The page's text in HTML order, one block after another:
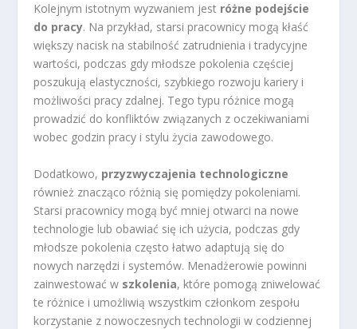
Kolejnym istotnym wyzwaniem jest różne podejście
do pracy. Na przykład, starsi pracownicy mogą kłaść
większy nacisk na stabilność zatrudnienia i tradycyjne
wartości, podczas gdy młodsze pokolenia częściej
poszukują elastyczności, szybkiego rozwoju kariery i
możliwości pracy zdalnej. Tego typu różnice mogą
prowadzić do konfliktów związanych z oczekiwaniami
wobec godzin pracy i stylu życia zawodowego.
Dodatkowo, przyzwyczajenia technologiczne
również znacząco różnią się pomiędzy pokoleniami.
Starsi pracownicy mogą być mniej otwarci na nowe
technologie lub obawiać się ich użycia, podczas gdy
młodsze pokolenia często łatwo adaptują się do
nowych narzędzi i systemów. Menadżerowie powinni
zainwestować w szkolenia, które pomogą zniwelować
te różnice i umożliwią wszystkim członkom zespołu
korzystanie z nowoczesnych technologii w codziennej